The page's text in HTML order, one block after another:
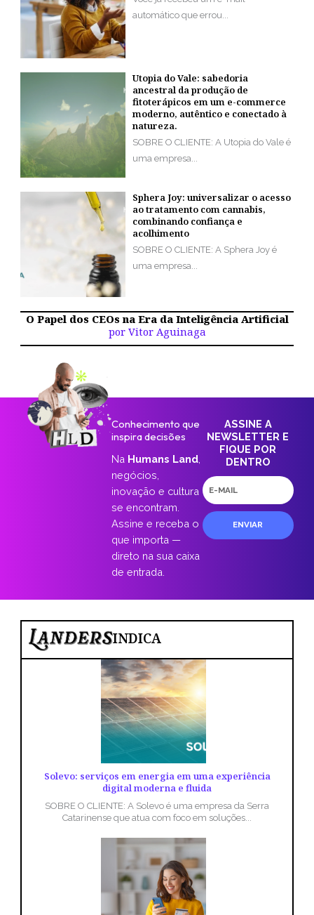
automático que errou...
Utopia do Vale: sabedoria
ancestral da produção de
fitoterápicos em um e-commerce
moderno, autêntico e conectado à
natureza.
SOBRE O CLIENTE: A Utopia do Vale é
uma empresa...
Sphera Joy: universalizar o acesso
ao tratamento com cannabis,
combinando confiança e
acolhimento
SOBRE O CLIENTE: A Sphera Joy é
uma empresa...
O Papel dos CEOs na Era da Inteligência Artificial
por Vitor Aguinaga
Conhecimento que
inspira decisões
Na Humans Land
negócios,
inovação e cultura
se encontram.
Assine e receba o
que importa —
direto na sua caixa
de entrada.
ASSINE A
NEWSLETTER E
FIQUE POR
DENTRO
E-
mail
ENVIAR
INDICA
Solevo: serviços em energia em uma experiência
digital moderna e fluida
SOBRE O CLIENTE: A Solevo é uma empresa da Serra
Catarinense que atua com foco em soluções...